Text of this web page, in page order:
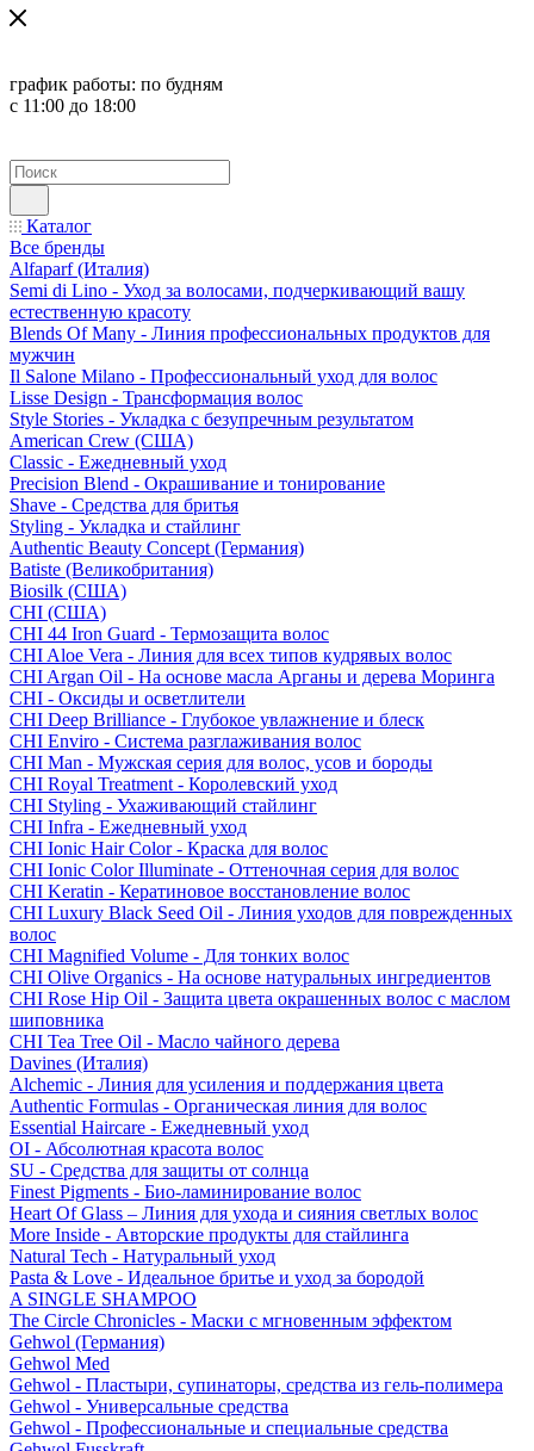
график работы: по будням
с 11:00 до 18:00
Каталог
Все бренды
Alfaparf (Италия)
Semi di Lino - Уход за волосами, подчеркивающий вашу
естественную красоту
Blends Of Many - Линия профессиональных продуктов для
мужчин
Il Salone Milano - Профессиональный уход для волос
Lisse Design - Трансформация волос
Style Stories - Укладка с безупречным результатом
American Crew (США)
Classic - Ежедневный уход
Precision Blend - Окрашивание и тонирование
Shave - Средства для бритья
Styling - Укладка и стайлинг
Authentic Beauty Concept (Германия)
Batiste (Великобритания)
Biosilk (США)
CHI (США)
CHI 44 Iron Guard - Термозащита волос
CHI Aloe Vera - Линия для всех типов кудрявых волос
CHI Argan Oil - На основе масла Арганы и дерева Моринга
CHI - Оксиды и осветлители
CHI Deep Brilliance - Глубокое увлажнение и блеск
CHI Enviro - Система разглаживания волос
CHI Man - Мужская серия для волос, усов и бороды
CHI Royal Treatment - Королевский уход
CHI Styling - Ухаживающий стайлинг
CHI Infra - Ежедневный уход
CHI Ionic Hair Color - Краска для волос
CHI Ionic Color Illuminate - Оттеночная серия для волос
CHI Keratin - Кератиновое восстановление волос
CHI Luxury Black Seed Oil - Линия уходов для поврежденных
волос
CHI Magnified Volume - Для тонких волос
CHI Olive Organics - На основе натуральных ингредиентов
CHI Rose Hip Oil - Защита цвета окрашенных волос с маслом
шиповника
CHI Tea Tree Oil - Масло чайного дерева
Davines (Италия)
Alchemic - Линия для усиления и поддержания цвета
Authentic Formulas - Органическая линия для волос
Essential Haircare - Eжедневный уход
OI - Абсолютная красота волос
SU - Средства для защиты от солнца
Finest Pigments - Био-ламинирование волос
Heart Of Glass – Линия для ухода и сияния светлых волос
More Inside - Авторские продукты для стайлинга
Natural Tech - Натуральный уход
Pasta & Love - Идеальное бритье и уход за бородой
A SINGLE SHAMPOO
The Circle Chronicles - Маски с мгновенным эффектом
Gehwol (Германия)
Gehwol Med
Gehwol - Пластыри, супинаторы, средства из гель-полимера
Gehwol - Универсальные средства
Gehwol - Профессиональные и специальные средства